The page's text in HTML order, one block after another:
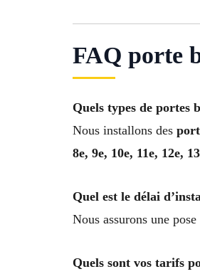
FAQ porte
Quels types de portes
Nous installons des
8e, 9e, 10e, 11e, 12e,
Quel est le délai
Nous assurons une
Quels sont vos tarifs